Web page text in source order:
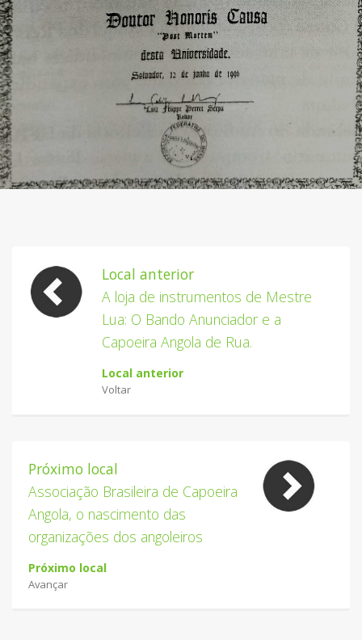
Local anterior
A loja de instrumentos de Mestre
Lua: O Bando Anunciadore a
Capoeira Angola de Rua.
Local anterior
Voltar
Próximo local
Associação Brasileira de Capoeira
Angola, o nascimento das
organizações dos angoleiros
Próximo local
Avançar